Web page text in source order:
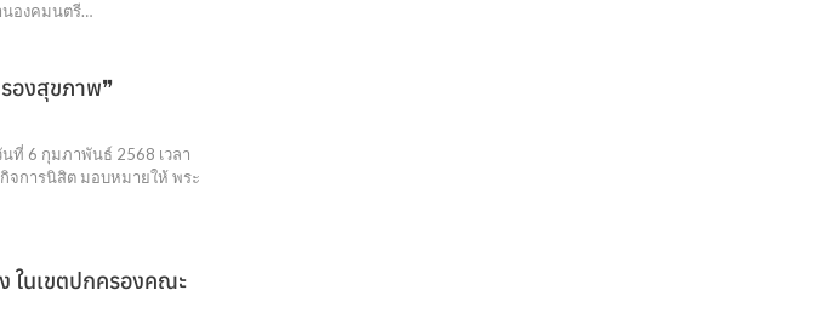
นองคมนตรี…
องสุขภาพ❞
ที่ 6 กุมภาพันธ์ 2568 เวลา
การนิสิต มอบหมายให้ พระ
ในเขตปกครองคณะ